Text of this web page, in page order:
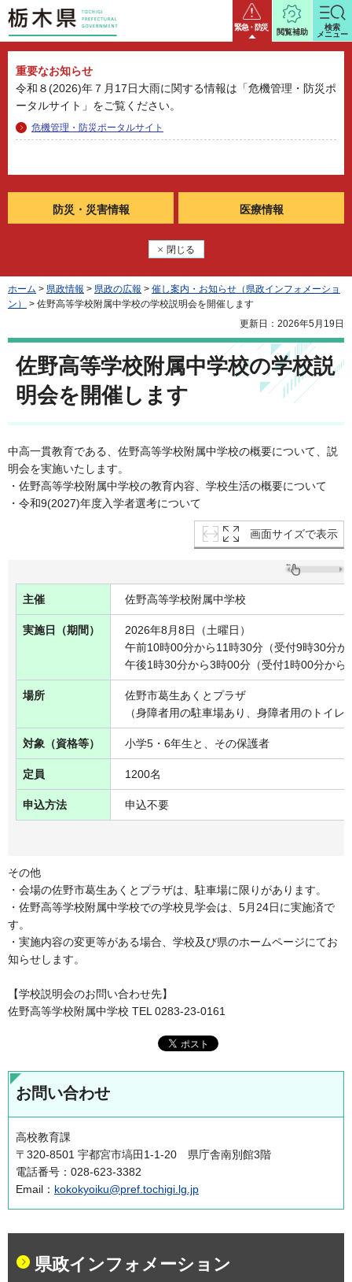
栃木県 緊急・防災
重要なお知らせ
令和８(2026)年７月17日大雨に関する情報は「危機管理・防災ポ
ータルサイト」をご覧ください。
危機管理・防災ポータルサイト
防災・ 災害情報 医療情報
閉じる
閲覧補助
検索
メニュー
ホーム > 県政情報 > 県政の広報 > 催し案内・お知らせ（県政インフォメーショ
ン）
> 佐野高等学校附属中学校の学校説明会を開催します
更新日：2026年5月19日
佐野高等学校附属中学校の学校説
明会を開催します
中高一貫教育である、佐野高等学校附属中学校の概要について、説
明会を実施いたします。
・佐野高等学校附属中学校の教育内容、学校生活の概要について
・令和9(2027)年度入学者選考について
画面サイズで表示
主催 佐野高等学校附属中学校
実施日（期間）
2026年8月8日（土曜日）
午前10時00分から11時30分（受付9時30分
午後1時30分から3時00分（受付1時00分か
場所
佐野市葛生あくとプラザ
（身障者用の駐車場あり、身障者用のトイレ
対象（資格等） 小学5・6年生と、その保護者
定員 1200名
申込方法 申込不要
その他
・会場の佐野市葛生あくとプラザは、駐車場に限りがあります。
・佐野高等学校附属中学校での学校見学会は、5月24日に実施済で
す。
・実施内容の変更等がある場合、学校及び県のホームページにてお
知らせします。
【学校説明会のお問い合わせ先】
佐野高等学校附属中学校 TEL 0283-23-0161
お問い合わせ
高校教育課
〒320-8501 宇都宮市塙田1-1-20 県庁舎南別館3階
電話番号：028-623-3382
Email： kokokyoiku@pref.tochigi.lg.jp
県政インフォメーション